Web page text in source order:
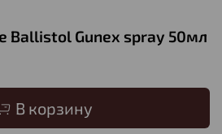
Ballistol Gunex spray 50мл
В корзину